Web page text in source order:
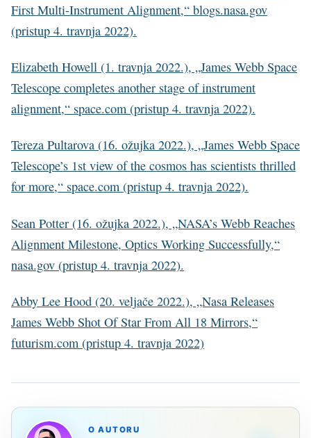
First Multi-Instrument Alignment,“ blogs.nasa.gov
(pristup 4. travnja 2022).
Elizabeth Howell (1. travnja 2022.), „James Webb Space
Telescope completes another stage of instrument
alignment,“ space.com (pristup 4. travnja 2022).
Tereza Pultarova (16. ožujka 2022.), „James Webb Space
Telescope’s 1st view of the cosmos has scientists thrilled
for more,“ space.com (pristup 4. travnja 2022).
Sean Potter (16. ožujka 2022.), „NASA’s Webb Reaches
Alignment Milestone, Optics Working Successfully,“
nasa.gov (pristup 4. travnja 2022).
Abby Lee Hood (20. veljače 2022.), „Nasa Releases
James Webb Shot Of Star From All 18 Mirrors,“
futurism.com (pristup 4. travnja 2022)
O AUTORU